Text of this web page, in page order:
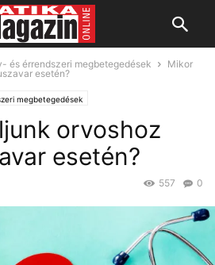
és érrendszeri megbetegedések
Mikor
esetén?
megbetegedések
orvoshoz
esetén?
0
557